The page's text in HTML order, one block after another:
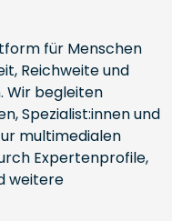
für Menschen
Reichweite und
Wir begleiten
Spezialist:innen und
multimedialen
Expertenprofile,
weitere